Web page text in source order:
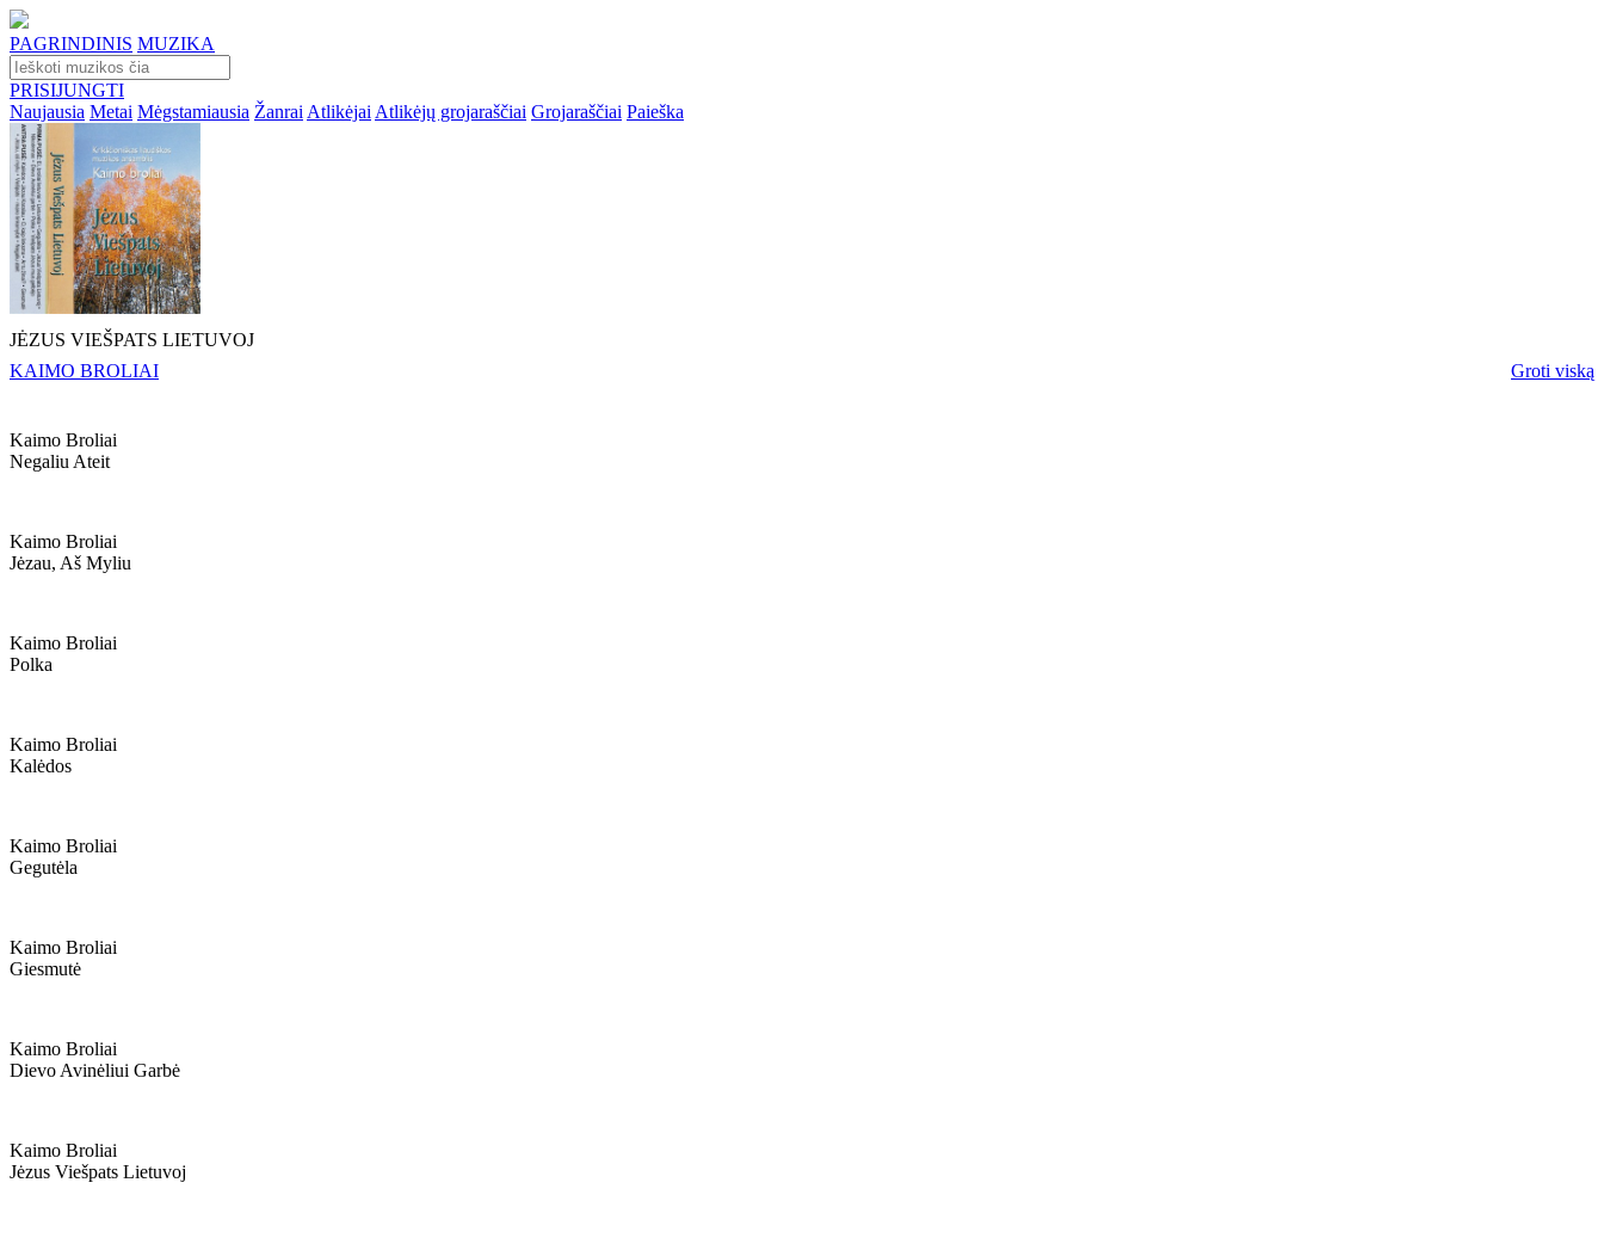
PAGRINDINIS MUZIKA
PRISIJUNGTI
Naujausia Metai Mėgstamiausia Žanrai Atlikėjai Atlikėjų grojaraščiai Grojaraščiai Paieška
JĖZUS VIEŠPATS LIETUVOJ
KAIMO BROLIAI
Groti viską
Kaimo Broliai
Negaliu Ateit
Kaimo Broliai
Jėzau, Aš Myliu
Kaimo Broliai
Polka
Kaimo Broliai
Kalėdos
Kaimo Broliai
Gegutėla
Kaimo Broliai
Giesmutė
Kaimo Broliai
Dievo Avinėliui Garbė
Kaimo Broliai
Jėzus Viešpats Lietuvoj